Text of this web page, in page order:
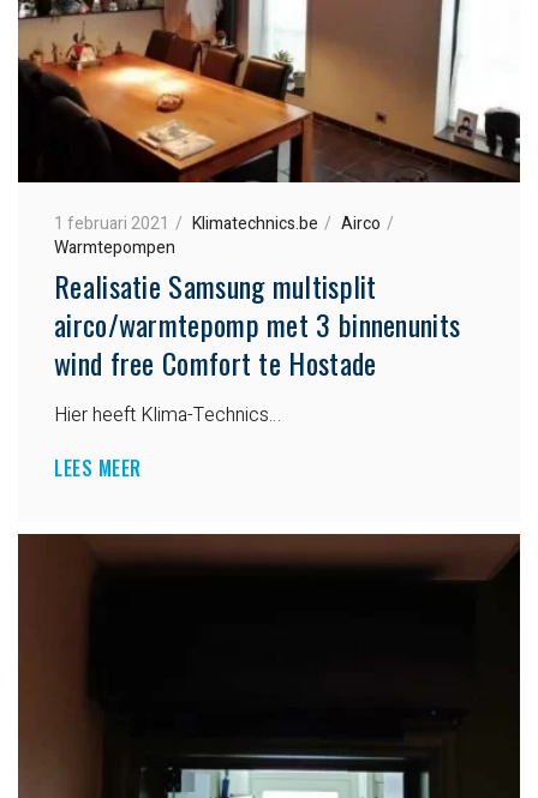
1 februari 2021 Klimatechnics.be
Airco
Warmtepompen
Realisatie Samsung multisplit
airco/warmtepomp met 3 binnenunits
wind free Comfort te Hostade
Hier heeft Klima-Technics…
LEES MEER